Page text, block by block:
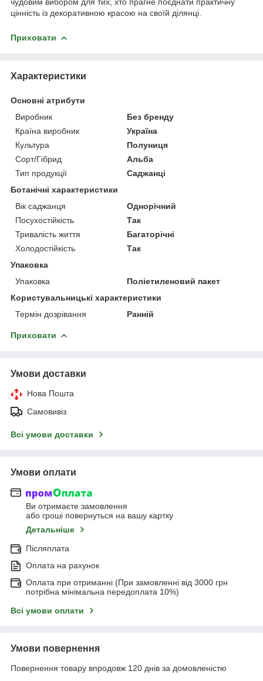
цінність із декоративною красою на своїй ділянці.
Приховати
Характеристики
Основні атрибути
Виробник
Без бренду
Країна виробник
Україна
Культура
Полуниця
Сорт/Гібрид
Альба
Тип продукції
Саджанці
Ботанічні характеристики
Вік саджанця
Однорічний
Посухостійкість
Так
Тривалість життя
Багаторічні
Холодостійкість
Так
Упаковка
Упаковка
Поліетиленовий пакет
Користувальницькі характеристики
Термін дозрівання
Ранній
Приховати
Умови доставки
Нова Пошта
Самовивіз
Всі умови доставки
Умови оплати
Ви отримаєте замовлення
або гроші повернуться на вашу картку
Детальніше
Післяплата
Оплата на рахунок
Оплата при отриманні (При замовленні від 3000 грн
потрібна мінімальна передоплата 10%)
Всі умови оплати
Умови повернення
Повернення товару впродовж 120 днів за домовленістю